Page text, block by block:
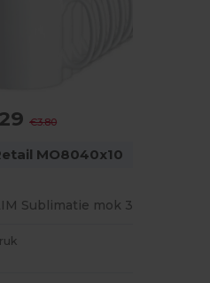
€3.80
MO8040x10
Sublimatie mok 300ml